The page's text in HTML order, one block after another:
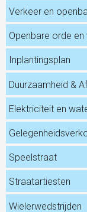
Verkeer en
Openbare orde en
Inplantingsplan
Duurzaamheid &
Elektriciteit en
Speelstraat
Straatartiesten
Wielerwedstrijden